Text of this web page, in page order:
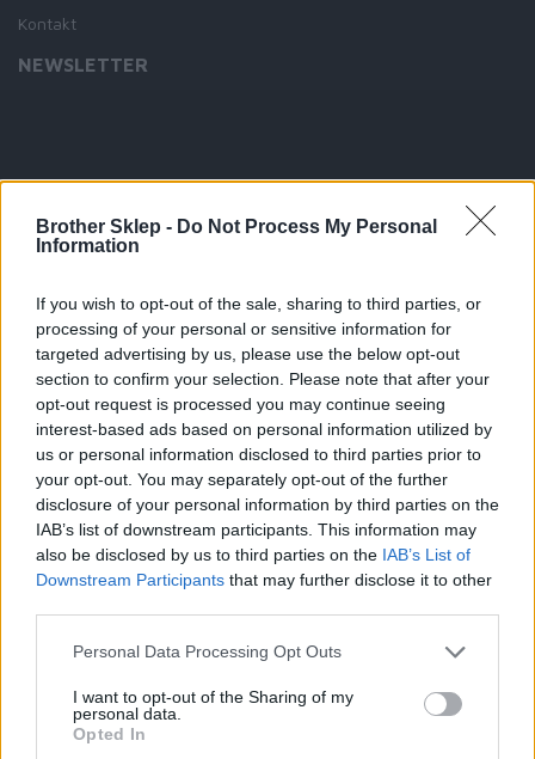
Brother Sklep - Do Not Process My Personal
Information
If you wish to opt-out of the sale, sharing to third parties, or
processing of your personal or sensitive information for
targeted advertising by us, please use the below opt-out
section to confirm your selection. Please note that after your
opt-out request is processed you may continue seeing
interest-based ads based on personal information utilized by
us or personal information disclosed to third parties prior to
your opt-out. You may separately opt-out of the further
disclosure of your personal information by third parties on the
IAB’s list of downstream participants. This information may
also be disclosed by us to third parties on the IAB’s List of
Downstream Participants that may further disclose it to other
Personal Data Processing Opt Outs
I want to opt-out of the Sharing of my
personal data.
Opted In
Kontakt
NEWSLETTER
Copyright © 2026 Brother Sklep